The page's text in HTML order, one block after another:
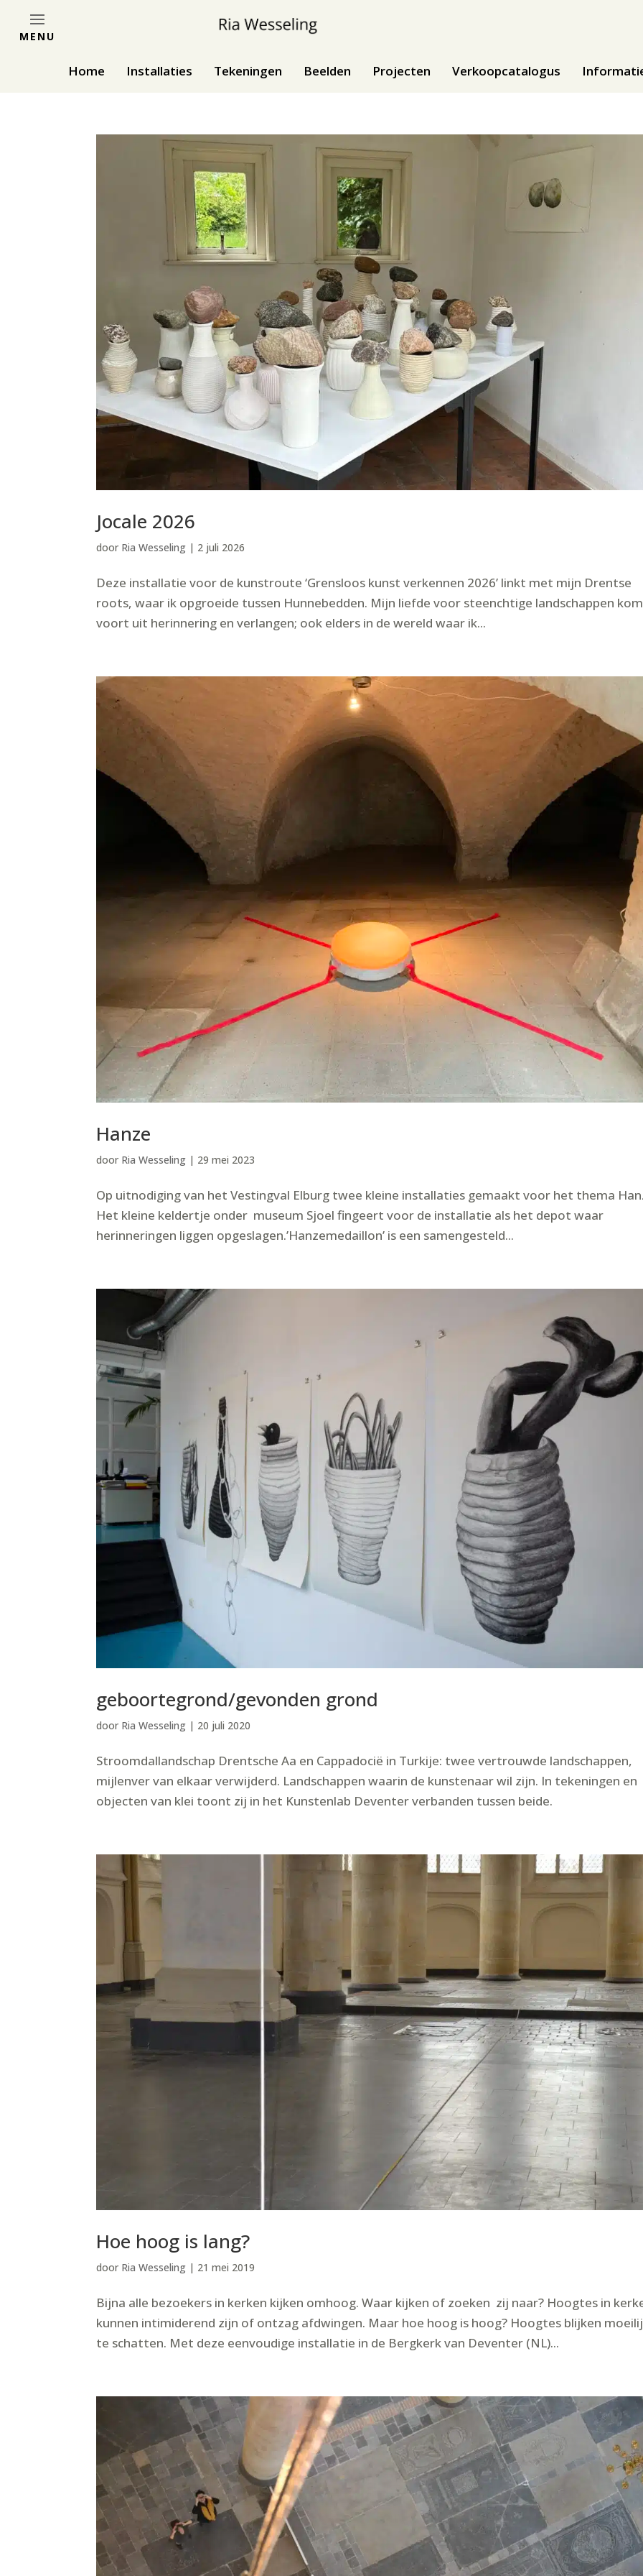
Home Installaties Tekeningen Beelden Projecten Verkoopcatalogus
MENU
Jocale 2026
door Ria Wesseling | 2 juli 2026
Deze installatie voor de kunstroute ‘Grensloos kunst verkennen 2026’ linkt met mijn Drentse
roots, waar ik opgroeide tussen Hunnebedden. Mijn liefde voor steenchtige landschappen
voort uit herinnering en verlangen; ook elders in de wereld waar ik...
Hanze
door Ria Wesseling | 29 mei 2023
Op uitnodiging van het Vestingval Elburg twee kleine installaties gemaakt voor het thema
Het kleine keldertje onder museum Sjoel fingeert voor de installatie als het depot waar
herinneringen liggen opgeslagen.’Hanzemedaillon’ is een samengesteld...
geboortegrond/gevonden grond
door Ria Wesseling | 20 juli 2020
Stroomdallandschap Drentsche Aa en Cappadocië in Turkije: twee vertrouwde landschappen,
mijlenver van elkaar verwijderd. Landschappen waarin de kunstenaar wil zijn. In tekeningen en
objecten van klei toont zij in het Kunstenlab Deventer verbanden tussen beide.
Hoe hoog is lang?
door Ria Wesseling | 21 mei 2019
Bijna alle bezoekers in kerken kijken omhoog. Waar kijken of zoeken zij naar? Hoogtes in
kunnen intimiderend zijn of ontzag afdwingen. Maar hoe hoog is hoog? Hoogtes blijken
te schatten. Met deze eenvoudige installatie in de Bergkerk van Deventer (NL)...